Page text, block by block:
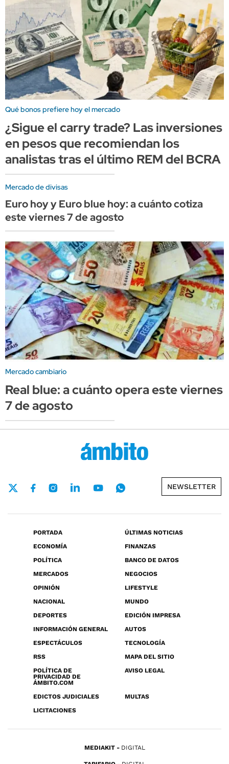
Qué bonos prefiere hoy el mercado
¿Sigue el carry trade? Las inversiones
en pesos que recomiendan los
analistas tras el último REM del BCRA
Mercado de divisas
Euro hoy y Euro blue hoy: a cuánto cotiza
este viernes 7 de agosto
Mercado cambiario
Real blue: a cuánto opera este viernes
7 de agosto
NEWSLETTER
PORTADA
ÚLTIMAS NOTICIAS
ECONOMÍA
FINANZAS
POLÍTICA
BANCO DE DATOS
MERCADOS
NEGOCIOS
OPINIÓN
LIFESTYLE
NACIONAL
MUNDO
DEPORTES
EDICIÓN IMPRESA
INFORMACIÓN GENERAL
AUTOS
ESPECTÁCULOS
TECNOLOGÍA
RSS
MAPA DEL SITIO
POLÍTICA DE
PRIVACIDAD DE
ÁMBITO.COM
AVISO LEGAL
EDICTOS JUDICIALES
MULTAS
LICITACIONES
MEDIAKIT DIGITAL